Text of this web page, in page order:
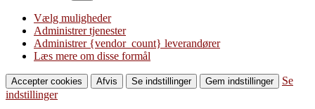
Vælg muligheder
Administrer tjenester
Administrer {vendor_count} leverandører
Læs mere om disse formål
Accepter cookies Afvis Se indstillinger Gem indstillinger
Se
indstillinger